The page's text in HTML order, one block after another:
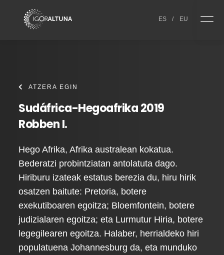
ES / EU
ATZERA EGIN
Sudáfrica-Hegoafrika 2019
Robben I.
Hego Afrika, Afrika australean kokatua.
Bederatzi probintziatan antolatuta dago.
Hiriburu izateak estatus berezia du, hiru hirik
osatzen baitute: Pretoria, botere
exekutiboaren egoitza; Bloemfontein, botere
judizialaren egoitza; eta Lurmutur Hiria, botere
legegilearen egoitza. Halaber, herrialdeko hiri
populatuena Johannesburg da, eta munduko